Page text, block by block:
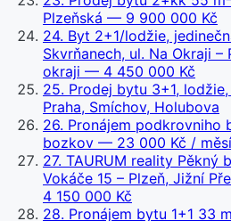
Plzeňská — 9 900 000 Kč
24. Byt 2+1/lodžie,
Skvrňanech, ul. Na Okraji –
okraji — 4 450 000 Kč
25. Prodej bytu 3+1,
Praha, Smíchov, Holubova
26. Pronájem podkrovniho
bozkov — 23 000 Kč /
27. TAURUM reality Pěkný
Vokáče 15 – Plzeň, Jižní
4 150 000 Kč
28. Pronájem bytu 1+1 33